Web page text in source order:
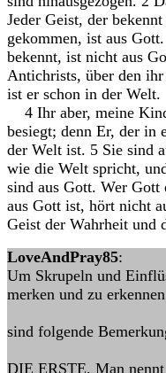
Jeder Geist, der
gekommen, ist aus
bekennt, ist nicht aus
Antichrists, über den
ist er schon in der Welt.
4 Ihr aber, meine
besiegt; denn Er, der in
der Welt ist. 5 Sie sind
wie die Welt spricht,
sind aus Gott. Wer
aus Gott ist, hört nicht
Geist der Wahrheit und
LoveAndPray85:
Um Skrupeln und
merken und zu erkennen
sind folgende
DIE ERSTE. Man